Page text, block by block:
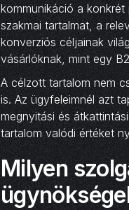
kommunikáció a
szakmai tartalmat, a
konverziós céljainak
vásárlóknak, mint egy
A célzott tartalom nem
is. Az ügyfeleimnél azt
megnyitási és
tartalom valódi értéket
Milyen